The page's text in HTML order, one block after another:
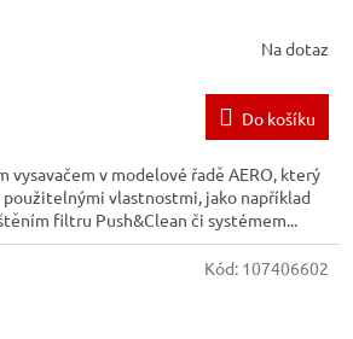
Na dotaz
Do košíku
vysavačem v modelové řadě AERO, který
použitelnými vlastnostmi, jako například
filtru Push&Clean či systémem...
Kód: 107406602